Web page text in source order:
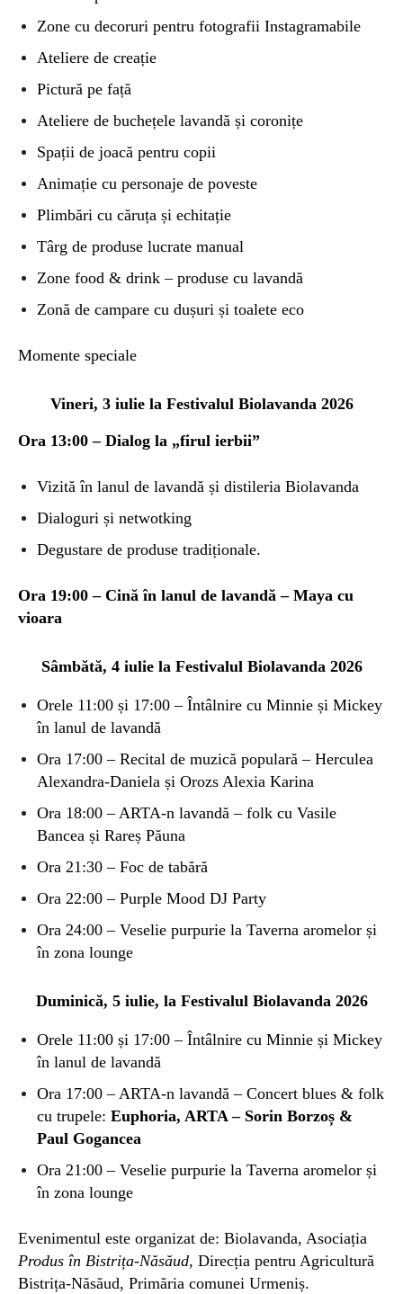
Zone cu decoruri pentru fotografii Instagramabile
Ateliere de creație
Pictură pe față
Ateliere de buchețele lavandă și coronițe
Spații de joacă pentru copii
Animație cu personaje de poveste
Plimbări cu căruța și echitație
Târg de produse lucrate manual
Zone food & drink – produse cu lavandă
Zonă de campare cu dușuri și toalete eco
Momente speciale
Vineri, 3 iulie la Festivalul Biolavanda 2026
Ora 13:00 – Dialog la „firul ierbii”
Vizită în lanul de lavandă și distileria Biolavanda
Dialoguri și netwotking
Degustare de produse tradiționale.
Ora 19:00 – Cină în lanul de lavandă – Maya cu
vioara
Sâmbătă, 4 iulie la Festivalul Biolavanda 2026
Orele 11:00 și 17:00 – Întâlnire cu Minnie și Mickey
în lanul de lavandă
Ora 17:00 – Recital de muzică populară – Herculea
Alexandra-Daniela și Orozs Alexia Karina
Ora 18:00 – ARTA-n lavandă – folk cu Vasile
Bancea și Rareș Păuna
Ora 21:30 – Foc de tabără
Ora 22:00 – Purple Mood DJ Party
Ora 24:00 – Veselie purpurie la Taverna aromelor și
în zona lounge
Duminică, 5 iulie, la Festivalul Biolavanda 2026
Orele 11:00 și 17:00 – Întâlnire cu Minnie și Mickey
în lanul de lavandă
Ora 17:00 – ARTA-n lavandă – Concert blues & folk
cu trupele: Euphoria, ARTA – Sorin Borzoș &
Paul Gogancea
Ora 21:00 – Veselie purpurie la Taverna aromelor și
în zona lounge
Evenimentul este organizat de: Biolavanda, Asociația
Produs în Bistrița-Năsăud, Direcția pentru Agricultură
Bistrița-Năsăud, Primăria comunei Urmeniș.